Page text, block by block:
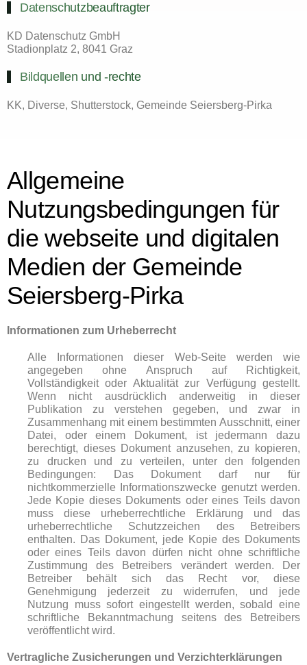
Datenschutzbeauftragter
KD Datenschutz GmbH
Stadionplatz 2, 8041 Graz
Bildquellen und -rechte
KK, Diverse, Shutterstock, Gemeinde Seiersberg-Pirka
Allgemeine
Nutzungsbedingungen für
die webseite und digitalen
Medien der Gemeinde
Seiersberg-Pirka
Informationen zum Urheberrecht
Alle Informationen dieser Web-Seite werden wie
angegeben ohne Anspruch auf Richtigkeit,
Vollständigkeit oder Aktualität zur Verfügung gestellt.
Wenn nicht ausdrücklich anderweitig in dieser
Publikation zu verstehen gegeben, und zwar in
Zusammenhang mit einem bestimmten Ausschnitt, einer
Datei, oder einem Dokument, ist jedermann dazu
berechtigt, dieses Dokument anzusehen, zu kopieren,
zu drucken und zu verteilen, unter den folgenden
Bedingungen: Das Dokument darf nur für
nichtkommerzielle Informationszwecke genutzt werden.
Jede Kopie dieses Dokuments oder eines Teils davon
muss diese urheberrechtliche Erklärung und das
urheberrechtliche Schutzzeichen des Betreibers
enthalten. Das Dokument, jede Kopie des Dokuments
oder eines Teils davon dürfen nicht ohne schriftliche
Zustimmung des Betreibers verändert werden. Der
Betreiber behält sich das Recht vor, diese
Genehmigung jederzeit zu widerrufen, und jede
Nutzung muss sofort eingestellt werden, sobald eine
schriftliche Bekanntmachung seitens des Betreibers
veröffentlicht wird.
Vertragliche Zusicherungen und Verzichterklärungen